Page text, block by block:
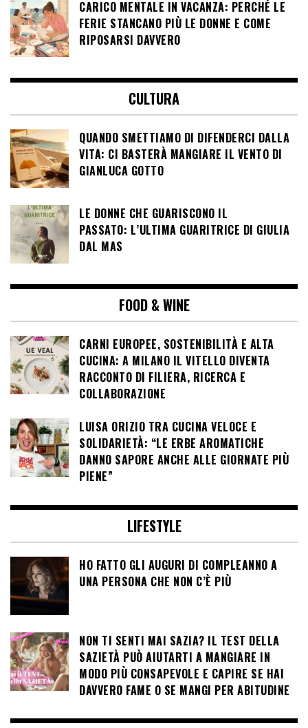
CARICO MENTALE IN VACANZA: PERCHÉ LE
FERIE STANCANO PIÙ LE DONNE E COME
RIPOSARSI DAVVERO
CULTURA
QUANDO SMETTIAMO DI DIFENDERCI DALLA
VITA: CI BASTERÀ MANGIARE IL VENTO DI
GIANLUCA GOTTO
LE DONNE CHE GUARISCONO IL
PASSATO: L’ULTIMA GUARITRICE DI GIULIA
DAL MAS
FOOD & WINE
CARNI EUROPEE, SOSTENIBILITÀ E ALTA
CUCINA: A MILANO IL VITELLO DIVENTA
RACCONTO DI FILIERA, RICERCA E
COLLABORAZIONE
LUISA ORIZIO TRA CUCINA VELOCE E
SOLIDARIETÀ: “LE ERBE AROMATICHE
DANNO SAPORE ANCHE ALLE GIORNATE PIÙ
PIENE”
LIFESTYLE
HO FATTO GLI AUGURI DI COMPLEANNO A
UNA PERSONA CHE NON C’È PIÙ
NON TI SENTI MAI SAZIA? IL TEST DELLA
SAZIETÀ PUÒ AIUTARTI A MANGIARE IN
MODO PIÙ CONSAPEVOLE E CAPIRE SE HAI
DAVVERO FAME O SE MANGI PER ABITUDINE